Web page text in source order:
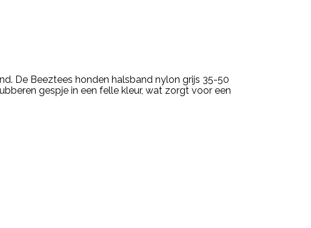
De Beeztees honden halsband nylon grijs 35-50
gespje in een felle kleur, wat zorgt voor een